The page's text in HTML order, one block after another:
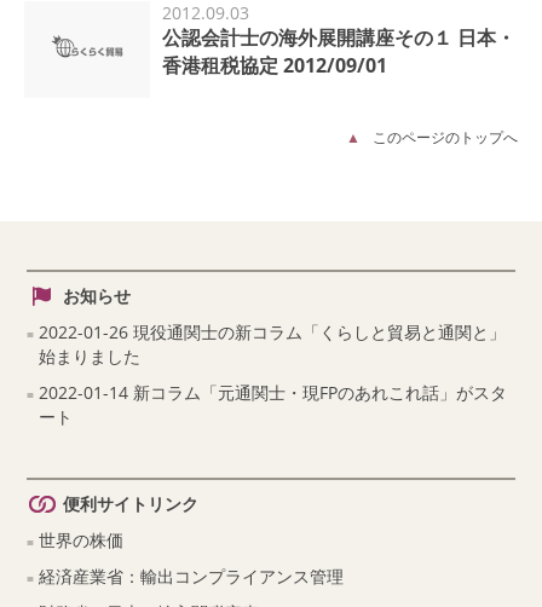
2012.09.03
公認会計士の海外展開講座その１ 日本・
香港租税協定 2012/09/01
このページのトップへ
お知らせ
2022-01-26 現役通関士の新コラム「くらしと貿易と通関と」
始まりました
2022-01-14 新コラム「元通関士・現FPのあれこれ話」がスタ
ート
便利サイトリンク
世界の株価
経済産業省：輸出コンプライアンス管理